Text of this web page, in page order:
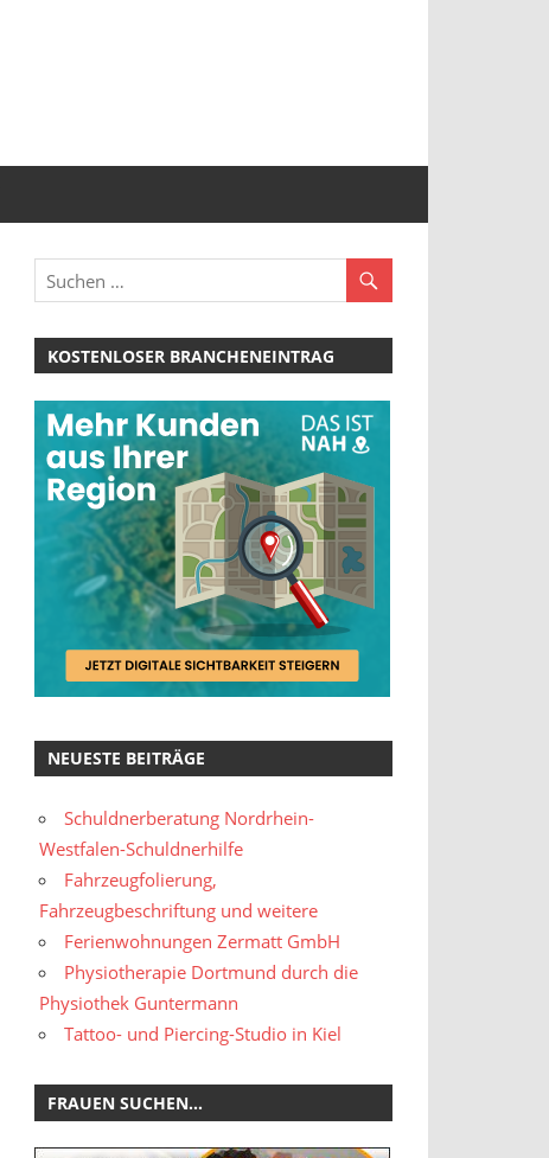
KOSTENLOSER BRANCHENEINTRAG
NEUESTE BEITRÄGE
Schuldnerberatung Nordrhein-
Westfalen-Schuldnerhilfe
Fahrzeugfolierung,
Fahrzeugbeschriftung und weitere
Ferienwohnungen Zermatt GmbH
Physiotherapie Dortmund durch die
Physiothek Guntermann
Tattoo- und Piercing-Studio in Kiel
FRAUEN SUCHEN…